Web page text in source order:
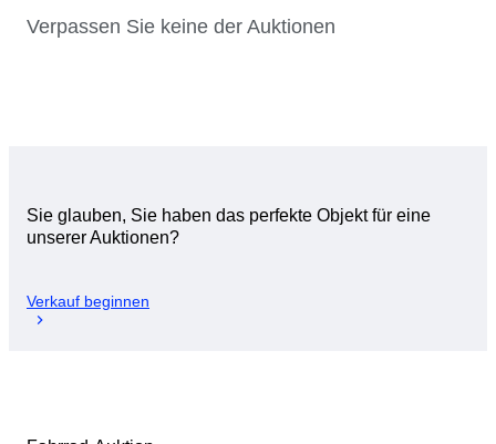
Verpassen Sie keine der Auktionen
Sie glauben, Sie haben das perfekte Objekt für eine
unserer Auktionen?
Verkauf beginnen